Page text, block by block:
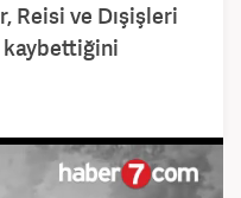
Reisi ve Dışişleri
kaybettiğini